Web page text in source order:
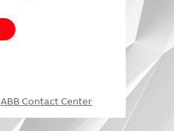
ABB Contact Center